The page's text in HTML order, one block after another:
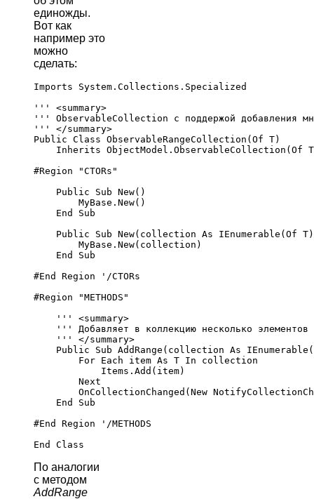
единожды.
Вот как
например это
можно
сделать:
Imports System.Collections.Specialized
''' <summary>
''' ObservableCollection с поддержой добавления
''' </summary>
Public Class ObservableRangeCollection(Of T)
Inherits ObjectModel.ObservableCollection(Of
#Region "CTORs"
    Public Sub New()
        MyBase.New()
    End Sub
Public Sub New(collection As IEnumerable(Of
        MyBase.New(collection)
    End Sub
#End Region '/CTORs
#Region "METHODS"
    ''' <summary>
''' Добавляет в коллекцию несколько элементов
    ''' </summary>
Public Sub AddRange(collection As
        For Each item As T In collection
            Items.Add(item)
        Next
OnCollectionChanged(New
    End Sub
#End Region '/METHODS
По аналогии
с методом
AddRange